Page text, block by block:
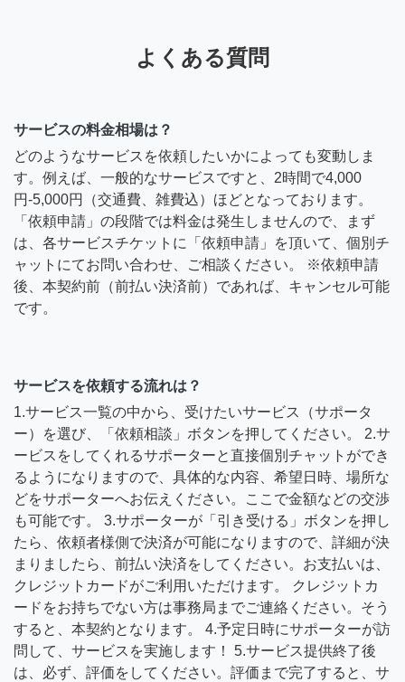
よくある質問
サービスの料金相場は？
どのようなサービスを依頼したいかによっても変動しま
す。例えば、一般的なサービスですと、2時間で4,000
円-5,000円（交通費、雑費込）ほどとなっております。
「依頼申請」の段階では料金は発生しませんので、まず
は、各サービスチケットに「依頼申請」を頂いて、個別チ
ャットにてお問い合わせ、ご相談ください。 ※依頼申請
後、本契約前（前払い決済前）であれば、キャンセル可能
です。
サービスを依頼する流れは？
1.サービス一覧の中から、受けたいサービス（サポータ
ー）を選び、「依頼相談」ボタンを押してください。 2.サ
ービスをしてくれるサポーターと直接個別チャットができ
るようになりますので、具体的な内容、希望日時、場所な
どをサポーターへお伝えください。ここで金額などの交渉
も可能です。 3.サポーターが「引き受ける」ボタンを押し
たら、依頼者様側で決済が可能になりますので、詳細が決
まりましたら、前払い決済をしてください。お支払いは、
クレジットカードがご利用いただけます。 クレジットカ
ードをお持ちでない方は事務局までご連絡ください。そう
すると、本契約となります。 4.予定日時にサポーターが訪
問して、サービスを実施します！ 5.サービス提供終了後
は、必ず、評価をしてください。評価まで完了すると、サ